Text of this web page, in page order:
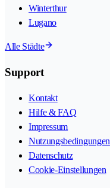
Winterthur
Lugano
Alle Städte
Support
Kontakt
Hilfe & FAQ
Impressum
Nutzungsbedingungen
Datenschutz
Cookie-Einstellungen